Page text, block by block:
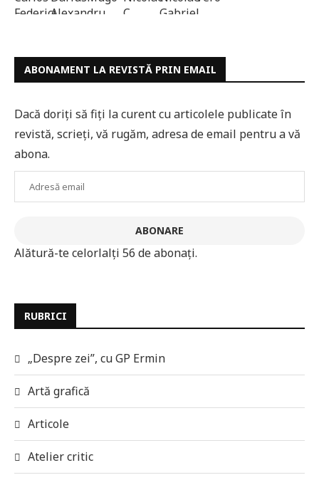
ABONAMENT LA REVISTĂ PRIN EMAIL
Dacă doriți să fiți la curent cu articolele publicate în
revistă, scrieți, vă rugăm, adresa de email pentru a vă
abona.
ABONARE
Alătură-te celorlalți 56 de abonați.
RUBRICI
„Despre zei”, cu GP Ermin
Artă grafică
Articole
Atelier critic